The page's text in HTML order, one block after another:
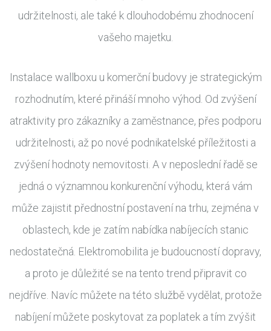
udržitelnosti, ale také k dlouhodobému zhodnocení
vašeho majetku.
Instalace wallboxu u komerční budovy je strategickým
rozhodnutím, které přináší mnoho výhod. Od zvýšení
atraktivity pro zákazníky a zaměstnance, přes podporu
udržitelnosti, až po nové podnikatelské příležitosti a
zvýšení hodnoty nemovitosti. A v neposlední řadě se
jedná o významnou konkurenční výhodu, která vám
může zajistit přednostní postavení na trhu, zejména v
oblastech, kde je zatím nabídka nabíjecích stanic
nedostatečná. Elektromobilita je budoucností dopravy,
a proto je důležité se na tento trend připravit co
nejdříve. Navíc můžete na této službě vydělat, protože
nabíjení můžete poskytovat za poplatek a tím zvýšit